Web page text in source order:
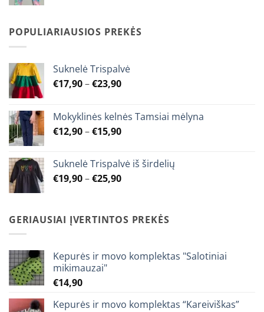
through
€9,90
POPULIARIAUSIOS PREKĖS
Suknelė Trispalvė
€17,90–€23,90Price
through
€23,90
Mokyklinės kelnės Tamsiai mėlyna
€12,90–€15,90Price
through
€15,90
Suknelė Trispalvė iš širdelių
€19,90–€25,90Price
through
€25,90
GERIAUSIAI ĮVERTINTOS PREKĖS
Kepurės ir movo komplektas "Salotiniai
mikimauzai"
€14,90
Kepurės ir movo komplektas “Kareiviškas”